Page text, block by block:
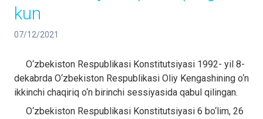
kun
07/12/2021
O‘zbekiston Respublikasi Konstitutsiyasi 1992- yil 8-
dekabrda O‘zbekiston Respublikasi Oliy Kengashining o‘n
ikkinchi chaqiriq o‘n birinchi sessiyasida qabul qilingan.
O‘zbekiston Respublikasi Konstitutsiyasi 6 bo‘lim, 26